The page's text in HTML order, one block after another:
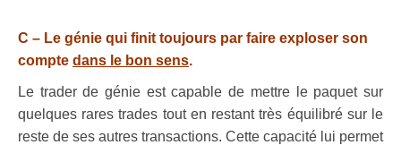
C – Le génie qui finit toujours par faire exploser son
compte dans le bon sens.
Le trader de génie est capable de mettre le paquet sur
quelques rares trades tout en restant très équilibré sur le
reste de ses autres transactions. Cette capacité lui permet